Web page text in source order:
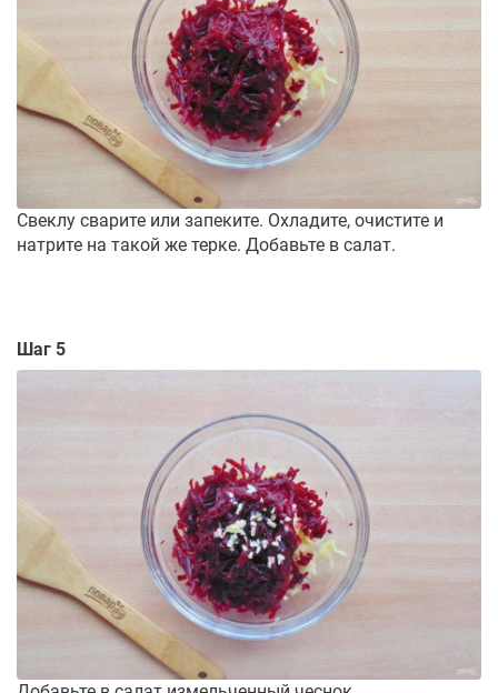
Свеклу сварите или запеките. Охладите, очистите и
натрите на такой же терке. Добавьте в салат.
Шаг 5